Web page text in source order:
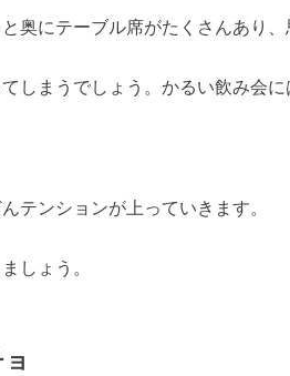
奥にテーブル席がたくさんあり、
しまうでしょう。かるい飲み会に
テンションが上っていきます。
しょう。